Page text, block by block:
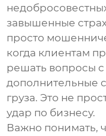
завышенные
просто
когда клиентам
решать вопросы
дополнительные
груза. Это не
удар по бизнесу.
Важно понимать,